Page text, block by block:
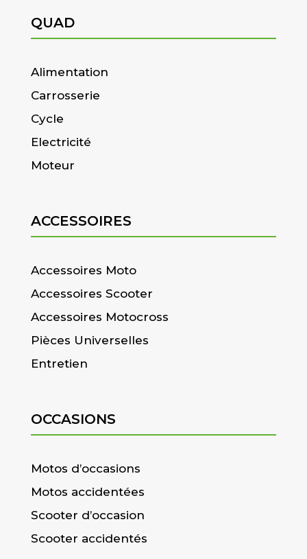
QUAD
Alimentation
Carrosserie
Cycle
Electricité
Moteur
ACCESSOIRES
Accessoires Moto
Accessoires Scooter
Accessoires Motocross
Pièces Universelles
Entretien
OCCASIONS
Motos d’occasions
Motos accidentées
Scooter d’occasion
Scooter accidentés